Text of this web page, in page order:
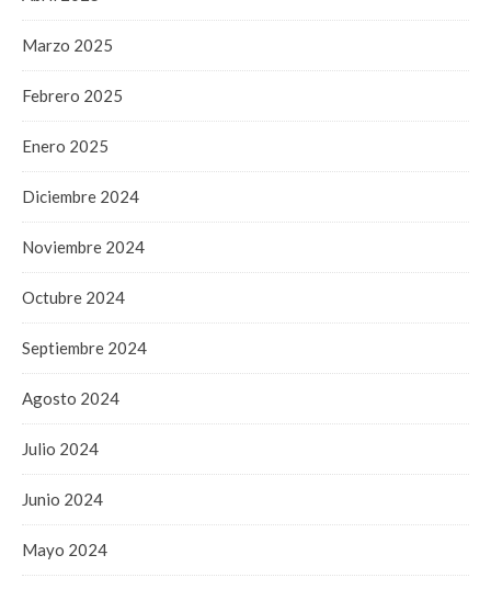
Marzo 2025
Febrero 2025
Enero 2025
Diciembre 2024
Noviembre 2024
Octubre 2024
Septiembre 2024
Agosto 2024
Julio 2024
Junio 2024
Mayo 2024